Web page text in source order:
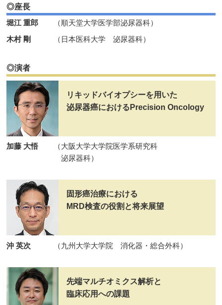
◎座長
堀江 重郎
（順天堂大学医学部泌尿器科）
木村 剛
（日本医科大学 泌尿器科）
◎演者
リキッドバイオプシーを用いた
泌尿器癌におけるPrecision Oncology
加藤 大悟
（大阪大学大学院医学系研究科
泌尿器科）
固形癌治療における
MRD検査の役割と将来展望
沖 英次 （九州大学大学院 消化器・総合外科）
先端マルチオミクス解析と
臨床応用への課題